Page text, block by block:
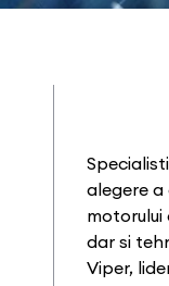
alegere
motorului
dar si
Viper,